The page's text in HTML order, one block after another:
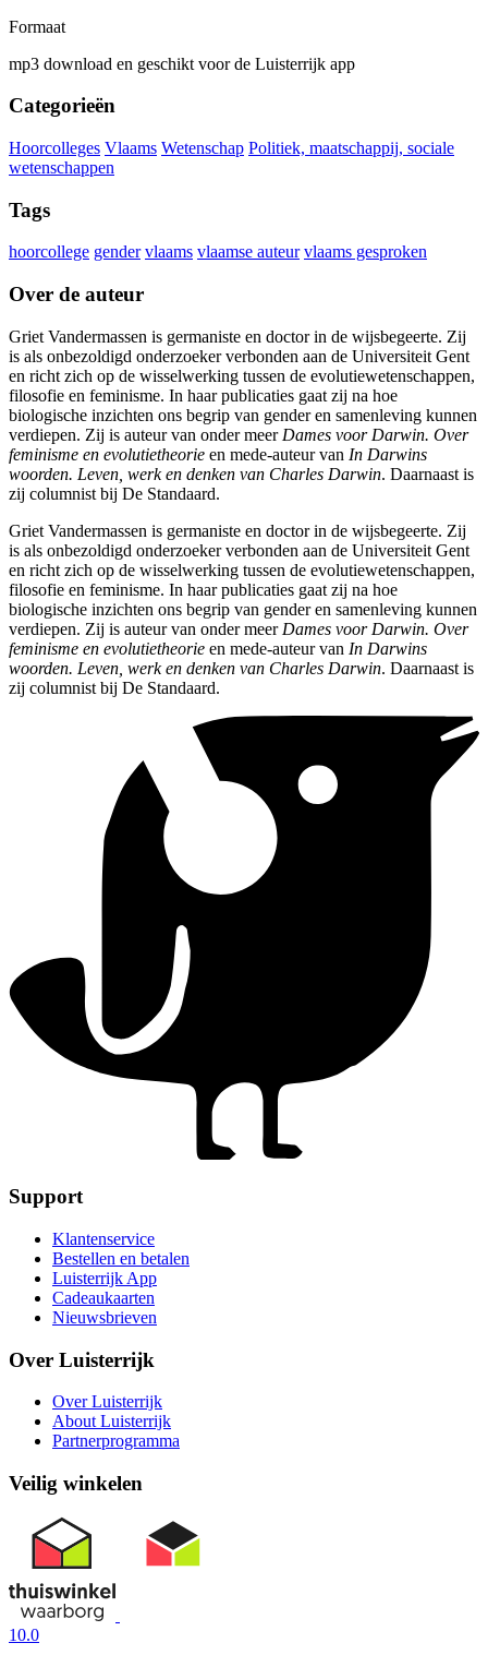
Formaat
mp3 download en geschikt voor de Luisterrijk app
Categorieën
Hoorcolleges Vlaams Wetenschap Politiek, maatschappij, sociale
wetenschappen
Tags
hoorcollege gender vlaams vlaamse auteur vlaams gesproken
Over de auteur
Griet Vandermassen is germaniste en doctor in de wijsbegeerte. Zij
is als onbezoldigd onderzoeker verbonden aan de Universiteit Gent
en richt zich op de wisselwerking tussen de evolutiewetenschappen,
filosofie en feminisme. In haar publicaties gaat zij na hoe
biologische inzichten ons begrip van gender en samenleving kunnen
verdiepen. Zij is auteur van onder meer Dames voor Darwin. Over
feminisme en evolutietheorie en mede-auteur van In Darwins
woorden. Leven, werk en denken van Charles Darwin. Daarnaast is
zij columnist bij De Standaard.
Griet Vandermassen is germaniste en doctor in de wijsbegeerte. Zij
is als onbezoldigd onderzoeker verbonden aan de Universiteit Gent
en richt zich op de wisselwerking tussen de evolutiewetenschappen,
filosofie en feminisme. In haar publicaties gaat zij na hoe
biologische inzichten ons begrip van gender en samenleving kunnen
verdiepen. Zij is auteur van onder meer Dames voor Darwin. Over
feminisme en evolutietheorie en mede-auteur van In Darwins
woorden. Leven, werk en denken van Charles Darwin. Daarnaast is
zij columnist bij De Standaard.
Support
Klantenservice
Bestellen en betalen
Luisterrijk App
Cadeaukaarten
Nieuwsbrieven
Over Luisterrijk
Over Luisterrijk
About Luisterrijk
Partnerprogramma
Veilig winkelen
10.0